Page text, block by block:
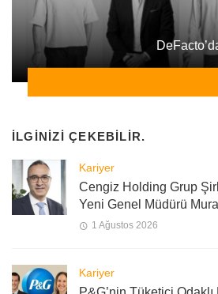
İLGINIZI ÇEKEBILIR.
Kariyer
Cengiz Holding Grup
Yeni Genel Müdürü
1 Ağustos 2026
Kariyer